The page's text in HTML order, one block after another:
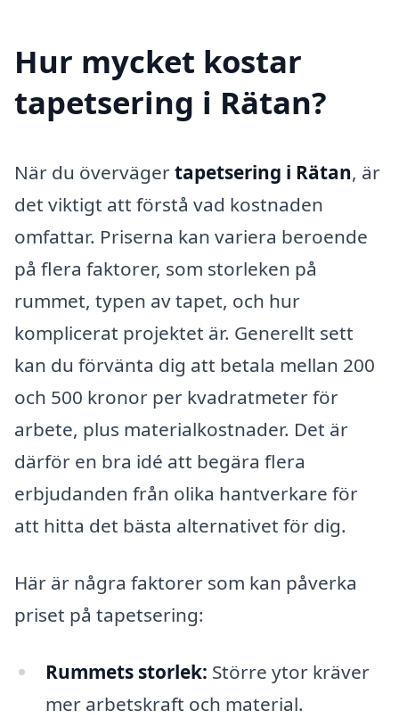
Hur mycket kostar
tapetsering i Rätan?
När du övervägertapetsering i Rätan, är
det viktigt att förstå vad kostnaden
omfattar. Priserna kan variera beroende
på flera faktorer, som storleken på
rummet, typen av tapet, och hur
komplicerat projektet är. Generellt sett
kan du förvänta dig att betala mellan 200
och 500 kronor per kvadratmeter för
arbete, plus materialkostnader. Det är
därför en bra idé att begära flera
erbjudanden från olika hantverkare för
att hitta det bästa alternativet för dig.
Här är några faktorer som kan påverka
priset på tapetsering:
Rummets storlek: Större ytor kräver
mer arbetskraft och material.